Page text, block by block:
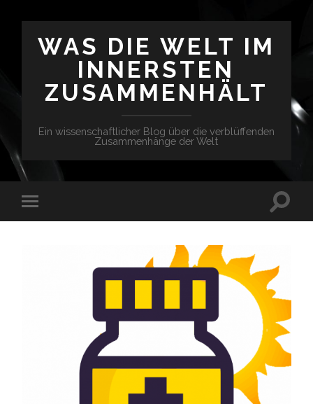
WAS DIE WELT IM
INNERSTEN
ZUSAMMENHÄLT
Ein wissenschaftlicher Blog über die verblüffenden
Zusammenhänge der Welt